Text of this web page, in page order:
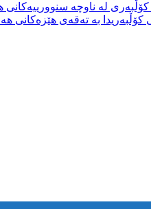
لە ناوچە سنوورییەکانی
کۆڵبەریدا بە تەقەی هێزەکانی